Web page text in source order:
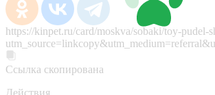
https://kinpet.ru/card/moskva/sobaki/toy-pudel-
Ссылка скопирована
Действия